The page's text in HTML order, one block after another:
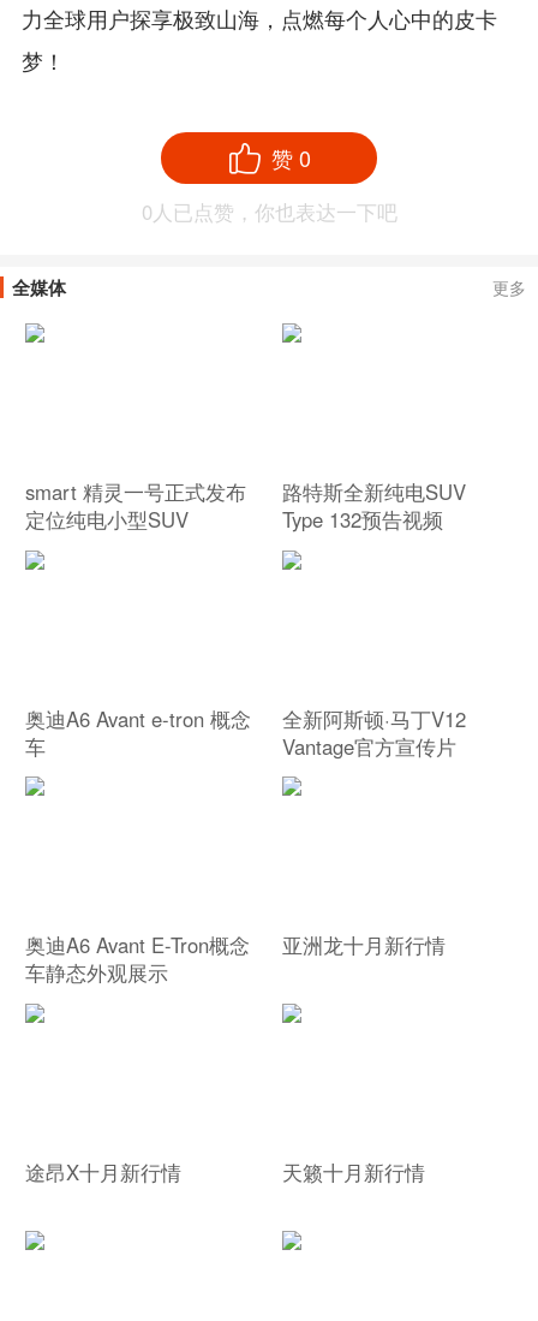
力全球用户探享极致山海，点燃每个人心中的皮卡
梦！
赞0
0人已点赞，你也表达一下吧
全媒体 更多
smart 精灵一号正式发布
定位纯电小型SUV
路特斯全新纯电SUV
Type 132预告视频
奥迪A6 Avant e-tron 概念
车
全新阿斯顿·马丁V12
Vantage官方宣传片
奥迪A6 Avant E-Tron概念
车静态外观展示
亚洲龙十月新行情
途昂X十月新行情 天籁十月新行情